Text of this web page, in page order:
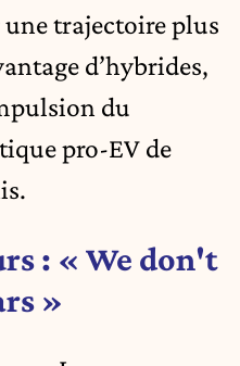
trajectoire plus
d’hybrides,
du
pro-EV de
: « We don't
»